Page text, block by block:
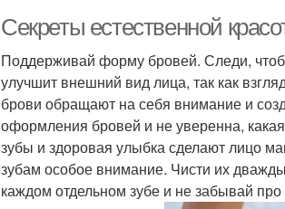
Секреты естественной
Поддерживай форму бровей. Следи,
улучшит внешний вид лица, так как
брови обращают на себя внимание и
оформления бровей и не уверенна,
зубы и здоровая улыбка сделают лицо
зубам особое внимание. Чисти их
каждом отдельном зубе и не забывай